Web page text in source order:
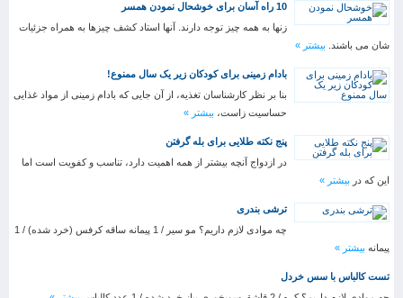
10 راه آسان برای خوشحال نمودن همسر
زنها به همه چیز توجه دارند. آنها استاد کشف چیزها به همراه جزئیات
شان می باشند. بیشتر »
بادام زمینی برای کودکان زیر یک سال ممنوع!
بنا بر نظر کارشناسان تغذیه، از آن جایی که بادام زمینی از مواد غذایی
حساسیت زاست، بیشتر »
پنج نکته طلایی برای بله گرفتن
در ازدواج آنچه بیشتر از همه اهمیت دارد، تناسب و کفویت است اما
این که در بیشتر »
ترشی بندری
چه موادی لازم داریم؟ مو سیر / 1 پیمانه ساقه کرفس (خرد شده) / 1
پیمانه بیشتر »
تست کالباس با سس خردل